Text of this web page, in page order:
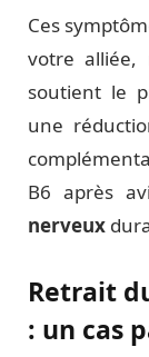
Ces
votre alliée,
soutient le
une
B6 après
nerveux
Retrait
: un cas